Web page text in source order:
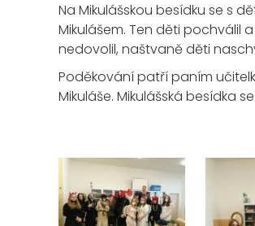
Na Mikulášskou besídku se s
Mikulášem. Ten děti pochválil
nedovolil, naštvaně děti
Poděkování patří paním
Mikuláše. Mikulášská besídka